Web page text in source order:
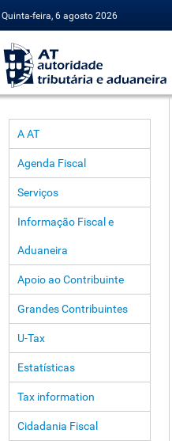
Quinta-feira, 6 agosto 2026
A AT
Agenda Fiscal
Serviços
Informação Fiscal e
Aduaneira
Apoio ao Contribuinte
Grandes Contribuintes
U-Tax
Estatísticas
Tax information
Cidadania Fiscal